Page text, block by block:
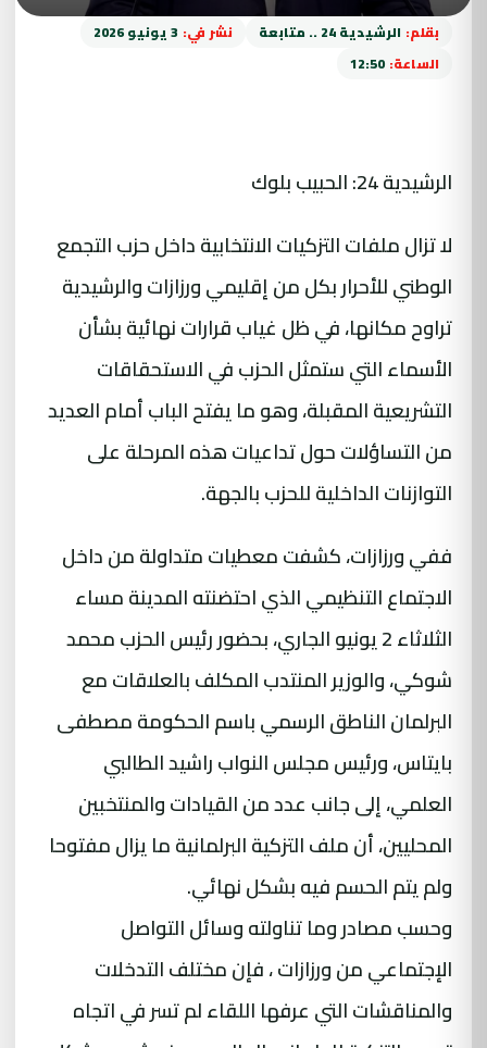
بقلم: الرشيدية 24 .. متابعة نشر في: 3 يونيو 2026
الساعة: 12:50
الرشيدية 24: الحبيب بلوك
لا تزال ملفات التزكيات الانتخابية داخل حزب التجمع
الوطني للأحرار بكل من إقليمي ورزازات والرشيدية
تراوح مكانها، في ظل غياب قرارات نهائية بشأن
الأسماء التي ستمثل الحزب في الاستحقاقات
التشريعية المقبلة، وهو ما يفتح الباب أمام العديد
من التساؤلات حول تداعيات هذه المرحلة على
التوازنات الداخلية للحزب بالجهة.
ففي ورزازات، كشفت معطيات متداولة من داخل
الاجتماع التنظيمي الذي احتضنته المدينة مساء
الثلاثاء 2 يونيو الجاري، بحضور رئيس الحزب محمد
شوكي، والوزير المنتدب المكلف بالعلاقات مع
البرلمان الناطق الرسمي باسم الحكومة مصطفى
بايتاس، ورئيس مجلس النواب راشيد الطالبي
العلمي، إلى جانب عدد من القيادات والمنتخبين
المحليين، أن ملف التزكية البرلمانية ما يزال مفتوحا
ولم يتم الحسم فيه بشكل نهائي.
وحسب مصادر وما تناولته وسائل التواصل
الإجتماعي من ورزازات ، فإن مختلف التدخلات
والمناقشات التي عرفها اللقاء لم تسر في اتجاه